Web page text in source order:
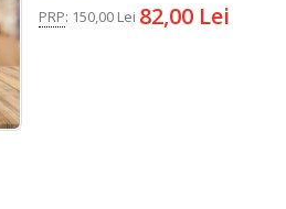
PRP: 150,00 Lei 82,00 Lei